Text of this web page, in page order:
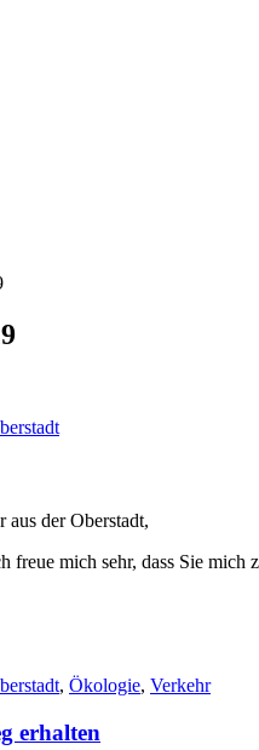
der Oberstadt,
mich sehr, dass Sie mich
, Ökologie, Verkehr
erhalten